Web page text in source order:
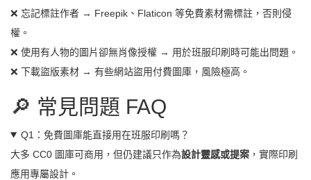
❌ 忘記標註作者 → Freepik、Flaticon 等免費素材需標註，否則侵
權。
❌ 使用有人物的圖片卻無肖像授權 → 用於班服印刷時可能出問題。
❌ 下載盜版素材 → 有些網站盜用付費圖庫，風險極高。
🔎 常見問題 FAQ
Q1：免費圖庫能直接用在班服印刷嗎？
大多 CC0 圖庫可商用，但仍建議只作為設計靈感或提案 ，實際印刷
應用專屬設計。